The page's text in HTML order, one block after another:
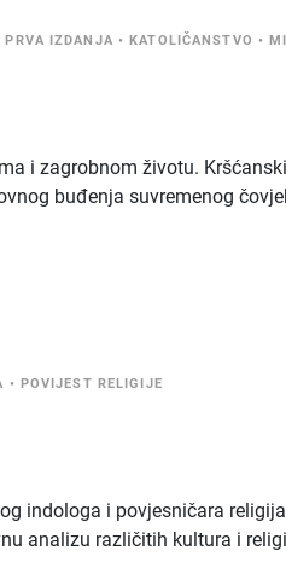
PRVA IZDANJA •KATOLIČANSTVO •
i zagrobnom životu. Kršćanski
buđenja suvremenog
• POVIJEST RELIGIJE
indologa i povjesničara
analizu različitih kultura i